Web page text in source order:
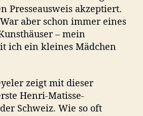
Presseausweis akzeptiert.
aber schon immer eines
– mein
ich ein kleines Mädchen
zeigt mit dieser
Henri-Matisse-
Schweiz. Wie so oft